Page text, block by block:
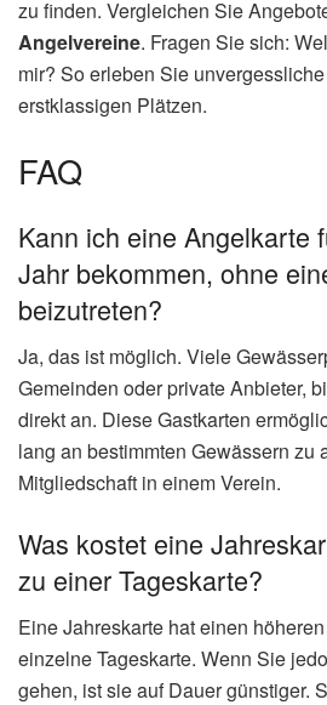
zu finden. Vergleichen Sie
Angelvereine. Fragen Sie sich:
mir? So erleben Sie
erstklassigen Plätzen.
FAQ
Kann ich eine Angelkarte
Jahr bekommen, ohne
beizutreten?
Ja, das ist möglich. Viele
Gemeinden oder private Anbieter,
direkt an. Diese Gastkarten
lang an bestimmten Gewässern zu
Mitgliedschaft in einem Verein.
Was kostet eine
zu einer Tageskarte?
Eine Jahreskarte hat einen
einzelne Tageskarte. Wenn Sie
gehen, ist sie auf Dauer günstiger.